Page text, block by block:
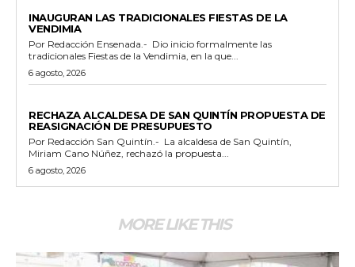
INAUGURAN LAS TRADICIONALES FIESTAS DE LA
VENDIMIA
Por Redacción Ensenada.- Dio inicio formalmente las
tradicionales Fiestas de la Vendimia, en la que...
6 agosto, 2026
RECHAZA ALCALDESA DE SAN QUINTÍN PROPUESTA DE
REASIGNACIÓN DE PRESUPUESTO
Por Redacción San Quintín.- La alcaldesa de San Quintín,
Miriam Cano Núñez, rechazó la propuesta...
6 agosto, 2026
MORE LIKE THIS